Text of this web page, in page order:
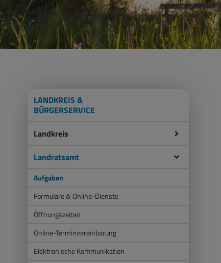
LANDKREIS &
BÜRGERSERVICE
Landkreis
Landratsamt
Aufgaben
Formulare & Online-Dienste
Öffnungszeiten
Online-Terminvereinbarung
Elektronische Kommunikation